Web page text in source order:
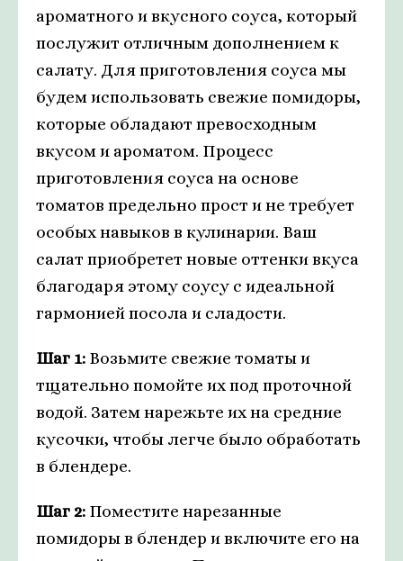
ароматного и вкусного соуса, который
послужит отличным дополнением к
салату. Для приготовления соуса мы
будем использовать свежие помидоры,
которые обладают превосходным
вкусом и ароматом. Процесс
приготовления соуса на основе
томатов предельно прост и не требует
особых навыков в кулинарии. Ваш
салат приобретет новые оттенки вкуса
благодаря этому соусу с идеальной
гармонией посола и сладости.
Шаг 1: Возьмите свежие томаты и
тщательно помойте их под проточной
водой. Затем нарежьте их на средние
кусочки, чтобы легче было обработать
в блендере.
Шаг 2: Поместите нарезанные
помидоры в блендер и включите его на